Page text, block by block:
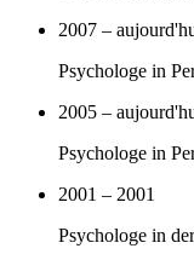
2007 –
Psychologe in
2005 –
Psychologe in
2001 – 2001
Psychologe in